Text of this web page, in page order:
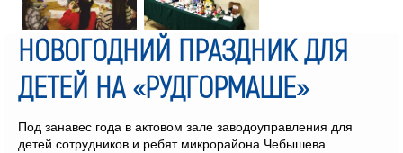
НОВОГОДНИЙ ПРАЗДНИК ДЛЯ
ДЕТЕЙ НА «РУДГОРМАШЕ»
Под занавес года в актовом зале заводоуправления для
детей сотрудников и ребят микрорайона Чебышева